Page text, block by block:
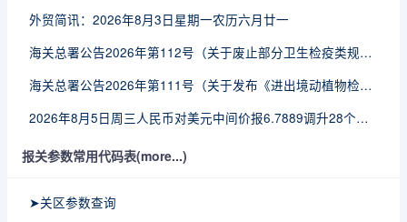
外贸简讯：2026年8月3日星期一农历六月廿一
海关总署公告2026年第112号（关于废止部分卫生检疫类规范性文件的公告）
海关总署公告2026年第111号（关于发布《进出境动植物检疫处理监督管理工作规定》《进出境卫生处理监督管理工作规定》的公告）
2026年8月5日周三人民币对美元中间价报6.7889调升28个基点
报关参数常用代码表(more...)
➤关区参数查询